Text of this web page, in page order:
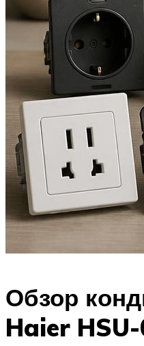
Обзор
Haier